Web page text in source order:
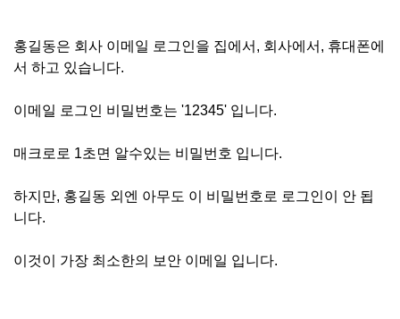
홍길동은 회사 이메일 로그인을 집에서, 회사에서, 휴대폰에
서 하고 있습니다.
이메일 로그인 비밀번호는 '12345' 입니다.
매크로로 1초면 알수있는 비밀번호 입니다.
하지만, 홍길동 외엔 아무도 이 비밀번호로 로그인이 안 됩
니다.
이것이 가장 최소한의 보안 이메일 입니다.